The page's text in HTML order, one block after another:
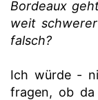
Bordeaux
weit
falsch?
Ich würde -
fragen, ob da